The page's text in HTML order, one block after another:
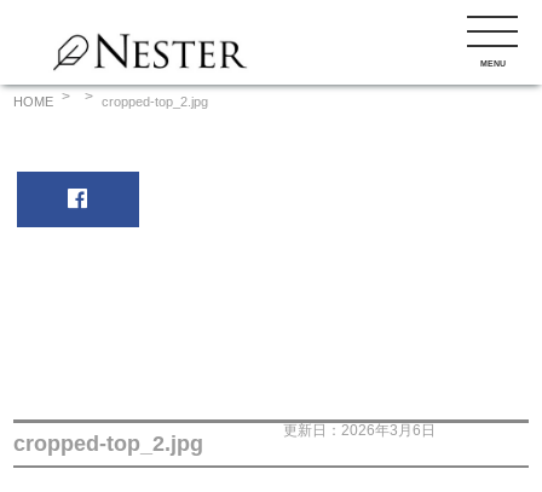
ン
MENU
HOME cropped-top_2.jpg
更新日：2026年3月6日
cropped-top_2.jpg